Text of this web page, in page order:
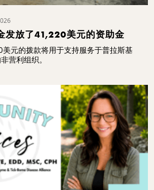
发放了41,220美元的资助金
元的拨款将用于支持服务于普拉斯基
营利组织。